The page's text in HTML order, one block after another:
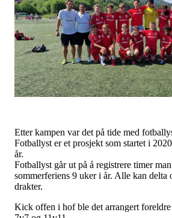
Etter kampen var det på tide med
Fotballyst er et prosjekt som startet i
år.
Fotballyst går ut på å registrere timer
sommerferiens 9 uker i år. Alle kan delta
drakter.
Kick offen i hof ble det arrangert